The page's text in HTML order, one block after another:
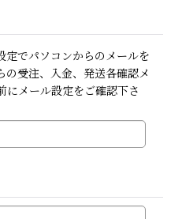
でパソコンからのメールを
受注、入金、発送各確認メ
にメール設定をご確認下さ